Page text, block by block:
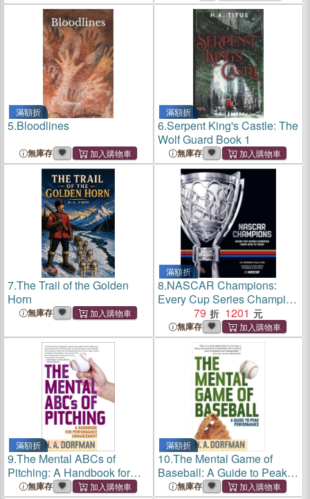
滿額折
5.Bloodlines
無庫存
滿額折
6.Serpent King's Castle: The
Wolf Guard Book 1
無庫存
7.The Trail of the Golden
Horn
無庫存
滿額折
8.NASCAR Champions:
Every Cup Series Champion
from 1949 to Today
79 1201
無庫存
滿額折
9.The Mental ABCs of
Pitching: A Handbook for
Performance Enhancement
無庫存
滿額折
10.The Mental Game of
Baseball: A Guide to Peak
Performance
無庫存